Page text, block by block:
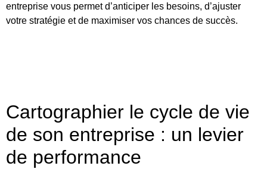
entreprise vous permet d’anticiper les besoins, d’ajuster
votre stratégie et de maximiser vos chances de succès.
Cartographier le cycle de vie
de son entreprise : un levier
de performance